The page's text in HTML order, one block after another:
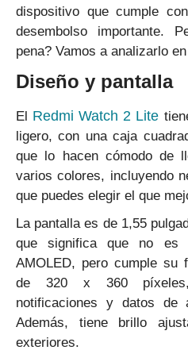
dispositivo que cumple
desembolso importante.
pena? Vamos a analizarlo
Diseño y pantalla
El Redmi Watch 2 Lite
ligero, con una caja
que lo hacen cómodo de
varios colores, incluyendo
que puedes elegir el que
La pantalla es de 1,55
que significa que no es
AMOLED, pero cumple su
de 320 x 360
notificaciones y datos de
Además, tiene brillo
exteriores.